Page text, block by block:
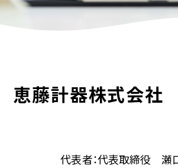
恵藤計器株式会社
代表者：代表取締役 瀬